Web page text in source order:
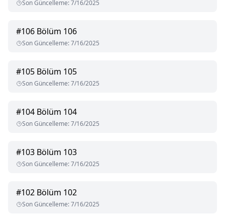
Son Güncelleme:7/16/2025
#106 Bölüm 106
Son Güncelleme:7/16/2025
#105 Bölüm 105
Son Güncelleme:7/16/2025
#104 Bölüm 104
Son Güncelleme:7/16/2025
#103 Bölüm 103
Son Güncelleme:7/16/2025
#102 Bölüm 102
Son Güncelleme:7/16/2025